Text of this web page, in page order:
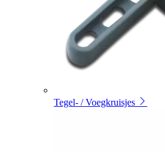
Tegel- / Voegkruisjes